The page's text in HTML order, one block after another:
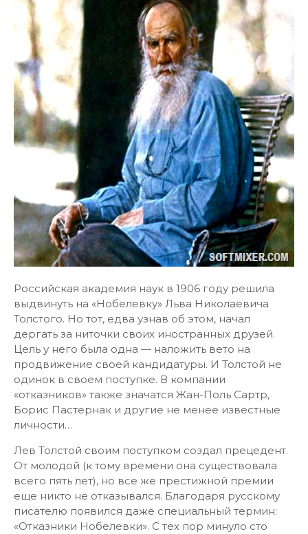
Российская академия наук в 1906 году решила
выдвинуть на «Нобелевку» Льва Николаевича
Толстого. Но тот, едва узнав об этом, начал
дергать за ниточки своих иностранных друзей.
Цель у него была одна — наложить вето на
продвижение своей кандидатуры. И Толстой не
одинок в своем поступке. В компании
«отказников» также значатся Жан-Поль Сартр,
Борис Пастернак и другие не менее известные
личности…
Лев Толстой своим поступком создал прецедент.
От молодой (к тому времени она существовала
всего пять лет), но все же престижной премии
еще никто не отказывался. Благодаря русскому
писателю появился даже специальный термин:
«Отказники Нобелевки». С тех пор минуло сто